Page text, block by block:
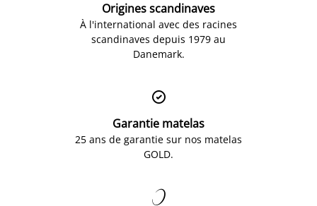
Origines scandinaves
À l'international avec des racines
scandinaves depuis 1979 au
Danemark.

Garantie matelas
25 ans de garantie sur nos matelas
GOLD.
